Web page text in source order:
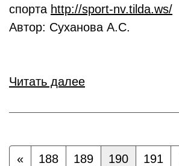
спорта http://sport-nv.tilda.ws/
Автор: Суханова А.С.
Читать далее
« 188 189 190 191